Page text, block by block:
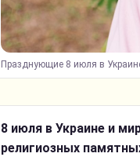
Празднующие 8 июля в
8 июля в Украине и
религиозных